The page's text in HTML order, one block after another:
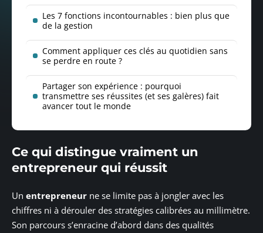
Les 7 fonctions incontournables : bien plus que
de la gestion
Comment appliquer ces clés au quotidien sans
se perdre en route ?
Partager son expérience : pourquoi
transmettre ses réussites (et ses galères) fait
avancer tout le monde
Ce qui distingue vraiment un
entrepreneur qui réussit
Un entrepreneur ne se limite pas à jongler avec les
chiffres ni à dérouler des stratégies calibrées au millimètre.
Son parcours s’enracine d’abord dans des qualités